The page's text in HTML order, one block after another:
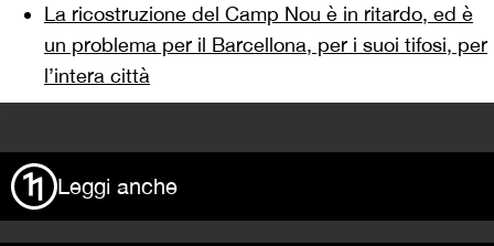
La ricostruzione del Camp Nou è in ritardo, ed è
un problema per il Barcellona, per i suoi tifosi, per
l’intera città
Leggi anche